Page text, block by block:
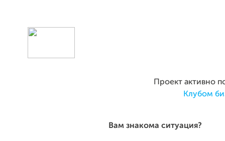
Проект активно
Клубом
Вам знакома ситуация?